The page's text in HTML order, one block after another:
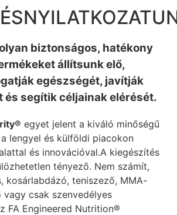
biztonságos, hatékony
állítsunk elő,
egészségét, javítják
és segítik céljainak elérését.
egyet jelent a kiváló minőségű
lengyel és külföldi piacokon
és innovációval.A kiegészítés
tényező. Nem számít,
kosárlabdázó, teniszező, MMA-
csak szenvedélyes
FA Engineered Nutrition®